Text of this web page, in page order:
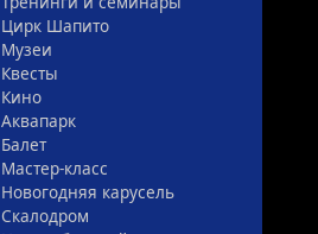
Цирк Шапито
Музеи
Квесты
Кино
Аквапарк
Балет
Мастер-класс
Новогодняя карусель
Скалодром